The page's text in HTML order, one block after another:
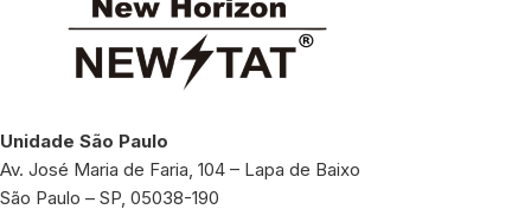
Unidade São Paulo
Av. José Maria de Faria, 104 – Lapa de Baixo
São Paulo – SP, 05038-190